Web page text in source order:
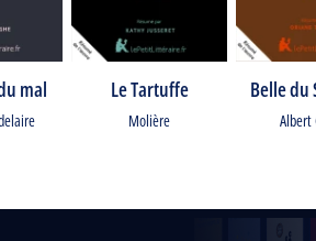
mal Le Tartuffe
Molière
Belle du
Albert